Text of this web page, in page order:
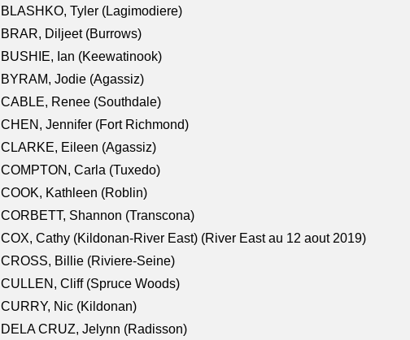
BLASHKO, Tyler (Lagimodiere)
BRAR, Diljeet (Burrows)
BUSHIE, Ian (Keewatinook)
BYRAM, Jodie (Agassiz)
CABLE, Renee (Southdale)
CHEN, Jennifer (Fort Richmond)
CLARKE, Eileen (Agassiz)
COMPTON, Carla (Tuxedo)
COOK, Kathleen (Roblin)
CORBETT, Shannon (Transcona)
COX, Cathy (Kildonan-River East) (River East au 12 aout 2019)
CROSS, Billie (Riviere-Seine)
CULLEN, Cliff (Spruce Woods)
CURRY, Nic (Kildonan)
DELA CRUZ, Jelynn (Radisson)